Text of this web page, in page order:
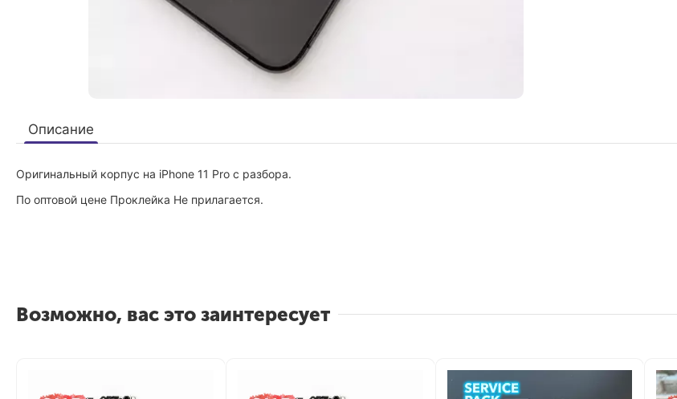
Описание
Оригинальный корпус на iPhone 11 Pro с разбора.
По оптовой цене Проклейка Не прилагается.
Возможно, вас это заинтересует